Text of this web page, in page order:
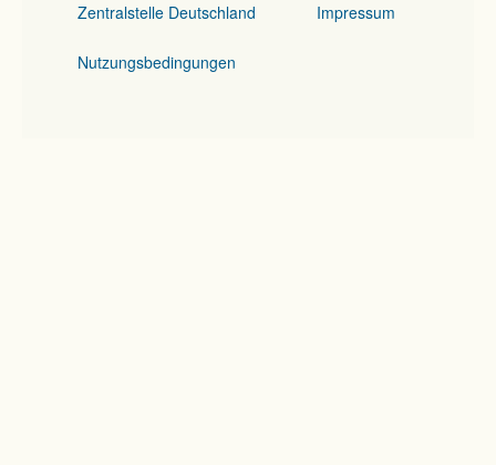
Zentralstelle Deutschland Impressum
Nutzungsbedingungen